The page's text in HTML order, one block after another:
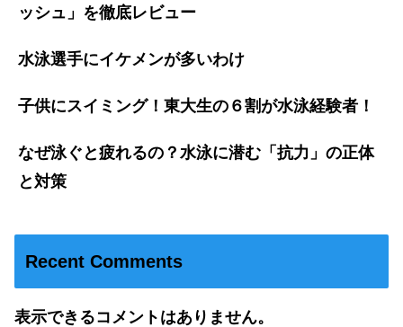
ッシュ」を徹底レビュー
水泳選手にイケメンが多いわけ
子供にスイミング！東大生の６割が水泳経験者！
なぜ泳ぐと疲れるの？水泳に潜む「抗力」の正体
と対策
Recent Comments
表示できるコメントはありません。